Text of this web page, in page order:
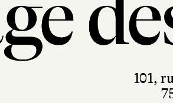
101,